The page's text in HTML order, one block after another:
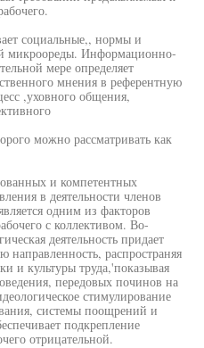
социальные,, нормы и
микроореды. Информационно-
мере определяет
мнения в референтную
,уховного общения,
можно рассматривать как
и компетентных
в деятельности членов
одним из факторов
с коллективом. Во-
деятельность придает
направленность, распространяя
и культуры труда,'показывая
передовых починов на
стимулирование
системы поощрений и
подкрепление
отрицательной.